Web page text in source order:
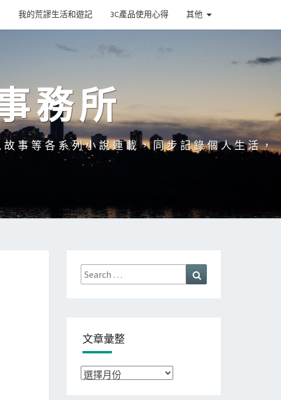
我的荒謬生活和遊記 3C產品使用心得 其他
務所
事等各系列小說連載，同步記錄個人生活，
Search
for:
文章彙整
文